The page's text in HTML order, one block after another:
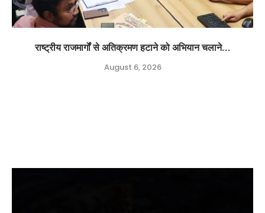
राष्ट्रीय राजमार्गों से अतिक्रमण हटाने को अभियान चलाने...
August 6, 2026